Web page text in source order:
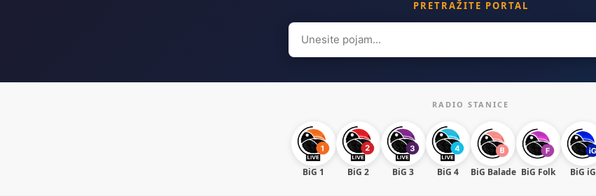
PRETRAŽITE PORTAL
Search
for:
RADIO STANICE
BiG 1 BiG 2 BiG 3 BiG 4 BiG Balade BiG Folk BiG iG